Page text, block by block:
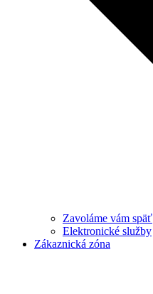
Zavoláme vám späť
Elektronické služby
Zákaznická zóna